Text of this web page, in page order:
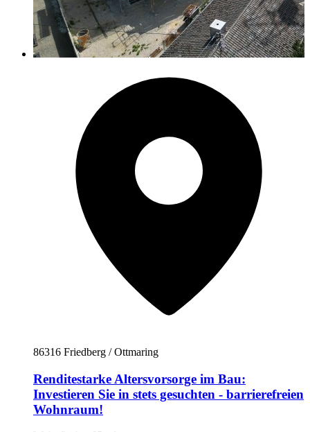
86316 Friedberg / Ottmaring
Renditestarke Altersvorsorge im Bau:
Investieren Sie in stets gesuchten - barrierefreien
Wohnraum!